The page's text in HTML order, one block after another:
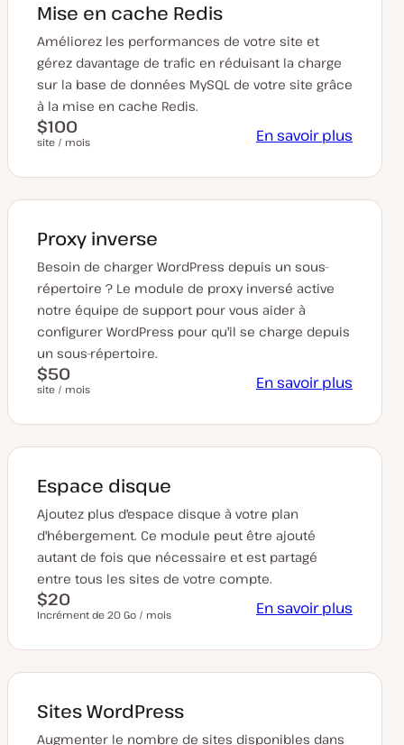
Mise en cache Redis
Améliorez les performances de votre site et
gérez davantage de trafic en réduisant la charge
sur la base de données MySQL de votre site grâce
à la mise en cache Redis.
$100
site / mois En savoir plus
Proxy inverse
Besoin de charger WordPress depuis un sous-
répertoire ? Le module de proxy inversé active
notre équipe de support pour vous aider à
configurer WordPress pour qu'il se charge depuis
un sous-répertoire.
$50
site / mois En savoir plus
Espace disque
Ajoutez plus d'espace disque à votre plan
d'hébergement. Ce module peut être ajouté
autant de fois que nécessaire et est partagé
entre tous les sites de votre compte.
$20
Incrément de 20 Go / mois En savoir plus
Sites WordPress
Augmenter le nombre de sites disponibles dans